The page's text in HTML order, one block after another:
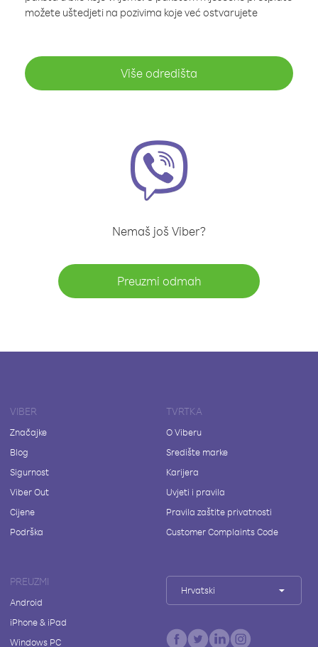
možete uštedjeti na pozivima koje već ostvarujete
Više odredišta
Nemaš još Viber?
Preuzmi odmah
VIBER
Značajke
Blog
Sigurnost
Viber Out
Cijene
Podrška
TVRTKA
O Viberu
Središte marke
Karijera
Uvjeti i pravila
Pravila zaštite privatnosti
Customer Complaints Code
PREUZMI
Android
iPhone & iPad
Windows PC
Hrvatski